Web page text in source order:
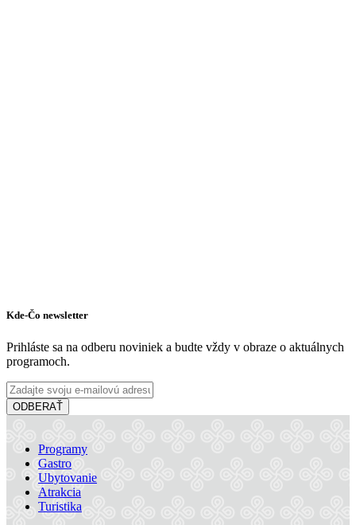
Kde-Čo newsletter
Prihláste sa na odberu noviniek a budte vždy v obraze o aktuálnych
programoch.
ODBERAŤ
Programy
Gastro
Ubytovanie
Atrakcia
Turistika